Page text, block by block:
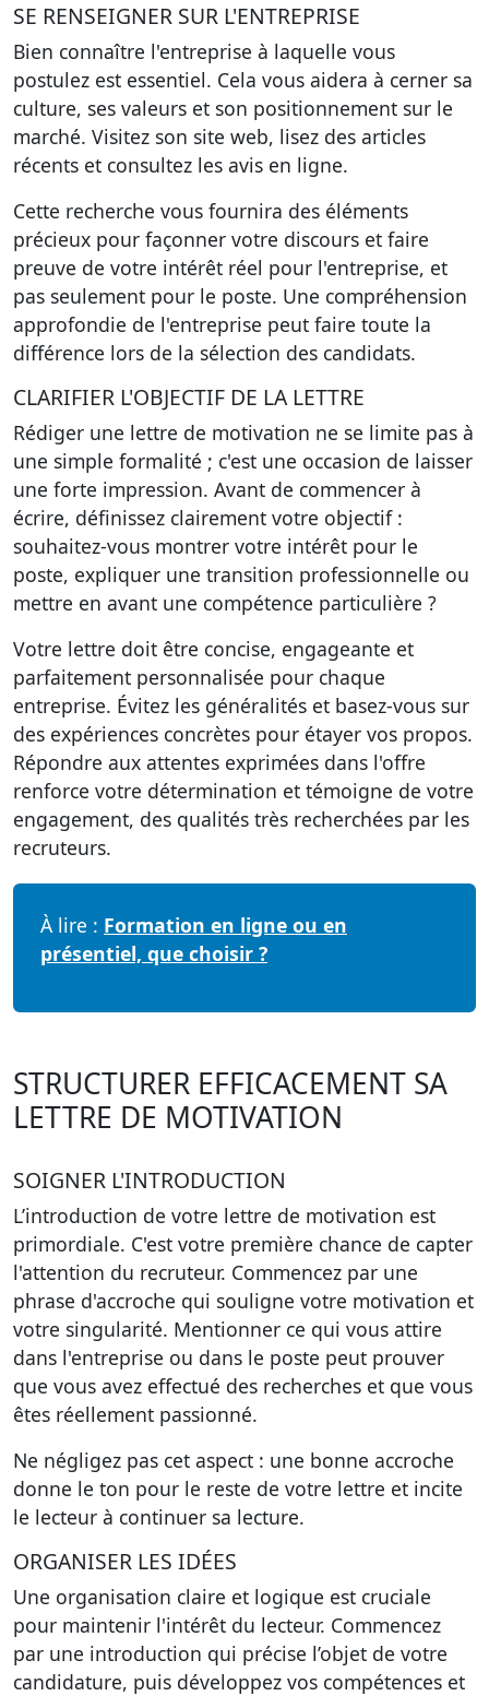
SE RENSEIGNER SUR L'ENTREPRISE
Bien connaître l'entreprise à laquelle vous
postulez est essentiel. Cela vous aidera à cerner sa
culture, ses valeurs et son positionnement sur le
marché. Visitez son site web, lisez des articles
récents et consultez les avis en ligne.
Cette recherche vous fournira des éléments
précieux pour façonner votre discours et faire
preuve de votre intérêt réel pour l'entreprise, et
pas seulement pour le poste. Une compréhension
approfondie de l'entreprise peut faire toute la
différence lors de la sélection des candidats.
CLARIFIER L'OBJECTIF DE LA LETTRE
Rédiger une lettre de motivation ne se limite pas à
une simple formalité ; c'est une occasion de laisser
une forte impression. Avant de commencer à
écrire, définissez clairement votre objectif :
souhaitez-vous montrer votre intérêt pour le
poste, expliquer une transition professionnelle ou
mettre en avant une compétence particulière ?
Votre lettre doit être concise, engageante et
parfaitement personnalisée pour chaque
entreprise. Évitez les généralités et basez-vous sur
des expériences concrètes pour étayer vos propos.
Répondre aux attentes exprimées dans l'offre
renforce votre détermination et témoigne de votre
engagement, des qualités très recherchées par les
recruteurs.
À lire : Formation en ligne ou en
présentiel, que choisir ?
STRUCTURER EFFICACEMENT SA
LETTRE DE MOTIVATION
SOIGNER L'INTRODUCTION
L’introduction de votre lettre de motivation est
primordiale. C'est votre première chance de capter
l'attention du recruteur. Commencez par une
phrase d'accroche qui souligne votre motivation et
votre singularité. Mentionner ce qui vous attire
dans l'entreprise ou dans le poste peut prouver
que vous avez effectué des recherches et que vous
êtes réellement passionné.
Ne négligez pas cet aspect : une bonne accroche
donne le ton pour le reste de votre lettre et incite
le lecteur à continuer sa lecture.
ORGANISER LES IDÉES
Une organisation claire et logique est cruciale
pour maintenir l'intérêt du lecteur. Commencez
par une introduction qui précise l’objet de votre
candidature, puis développez vos compétences et